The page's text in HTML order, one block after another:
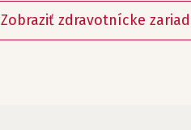
Zobraziť zdravotnícke